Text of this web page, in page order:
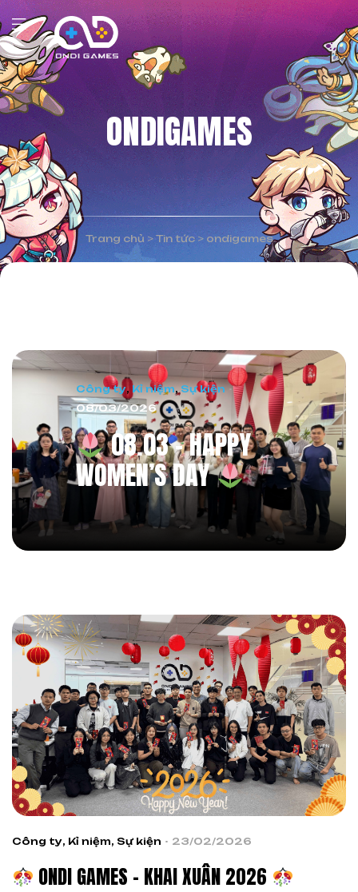
ONDIGAMES
Trang chủ > Tin tức> ondigames
Công ty, Kỉ niệm,Sự kiện
08/03/2026
08.03 – HAPPY
WOMEN’S DAY
Công ty, Kỉ niệm, Sự kiện 23/02/2026
ONDI GAMES – KHAI XUÂN 2026